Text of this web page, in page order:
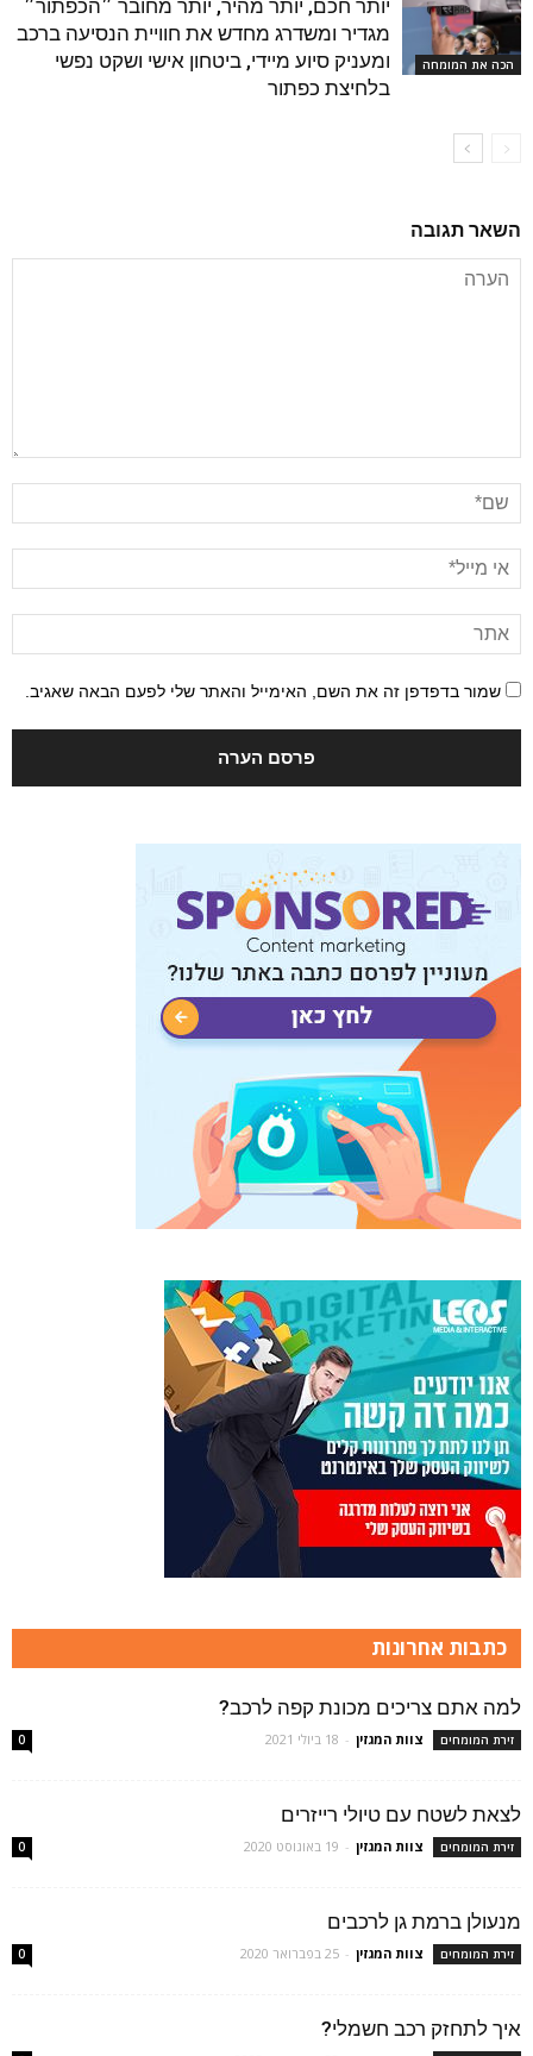
הכה את המומחה
יותר חכם, יותר מהיר, יותר מחובר ״הכפתור״
מגדיר ומשדרג מחדש את חוויית הנסיעה ברכב
ומעניק סיוע מיידי, ביטחון אישי ושקט נפשי
בלחיצת כפתור
השאר תגובה
שמור בדפדפן זה את השם, האימייל והאתר שלי לפעם הבאה שאגיב.
כתבות אחרונות
למה אתם צריכים מכונת קפה לרכב?
זירת המומחים צוות המגזין - 18 ביולי 2021 0
לצאת לשטח עם טיולי רייזרים
זירת המומחים צוות המגזין - 19 באוגוסט 2020 0
מנעולן ברמת גן לרכבים
זירת המומחים צוות המגזין - 25 בפברואר 2020 0
איך לתחזק רכב חשמלי?